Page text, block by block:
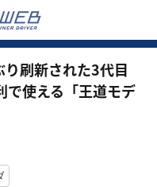
刷新された3代目
で使える「王道モデ